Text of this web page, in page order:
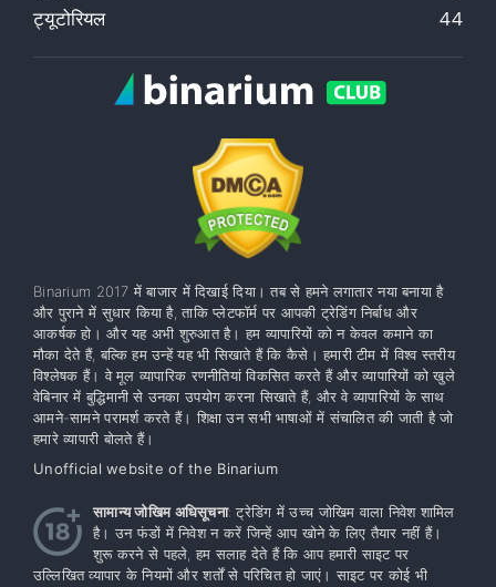
ट्यूटोरियल
44
Binarium 2017 में बाजार में दिखाई दिया। तब से हमने लगातार नया बनाया है
और पुराने में सुधार किया है, ताकि प्लेटफॉर्म पर आपकी ट्रेडिंग निर्बाध और
आकर्षक हो। और यह अभी शुरुआत है। हम व्यापारियों को न केवल कमाने का
मौका देते हैं, बल्कि हम उन्हें यह भी सिखाते हैं कि कैसे। हमारी टीम में विश्व स्तरीय
विश्लेषक हैं। वे मूल व्यापारिक रणनीतियां विकसित करते हैं और व्यापारियों को खुले
वेबिनार में बुद्धिमानी से उनका उपयोग करना सिखाते हैं, और वे व्यापारियों के साथ
आमने-सामने परामर्श करते हैं। शिक्षा उन सभी भाषाओं में संचालित की जाती है जो
हमारे व्यापारी बोलते हैं।
Unofficial website of the Binarium
सामान्य जोखिम अधिसूचना: ट्रेडिंग में उच्च जोखिम वाला निवेश शामिल
है। उन फंडों में निवेश न करें जिन्हें आप खोने के लिए तैयार नहीं हैं।
शुरू करने से पहले, हम सलाह देते हैं कि आप हमारी साइट पर
उल्लिखित व्यापार के नियमों और शर्तों से परिचित हो जाएं। साइट पर कोई भी